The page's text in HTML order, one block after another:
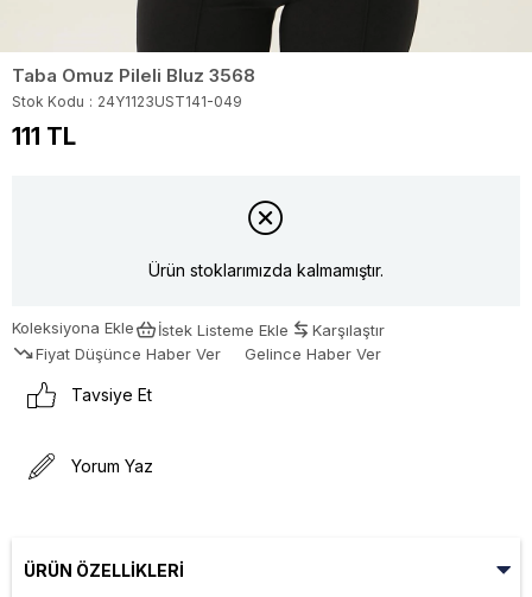
Taba Omuz Pileli Bluz 3568
Stok Kodu 24Y1123UST141-049
111 TL
Ürün stoklarımızda kalmamıştır.
Koleksiyona Ekle İstek Listeme Ekle
Karşılaştır
Fiyat Düşünce Haber Ver
Gelince Haber Ver
Tavsiye Et
Yorum Yaz
ÜRÜN ÖZELLIKLERI